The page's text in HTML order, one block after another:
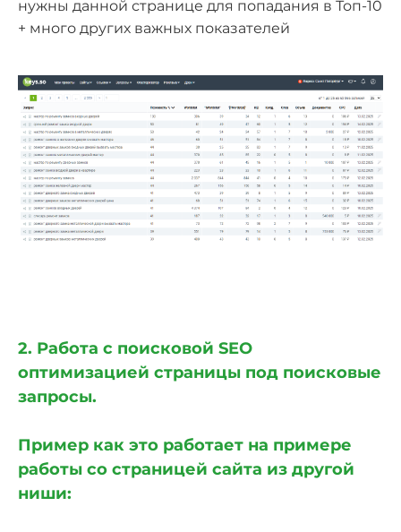
нужны данной странице для попадания в Топ-10
+ много других важных показателей
2. Работа с поисковой SEO
оптимизацией страницы под поисковые
запросы.
Пример как это работает на примере
работы со страницей сайта из другой
ниши: